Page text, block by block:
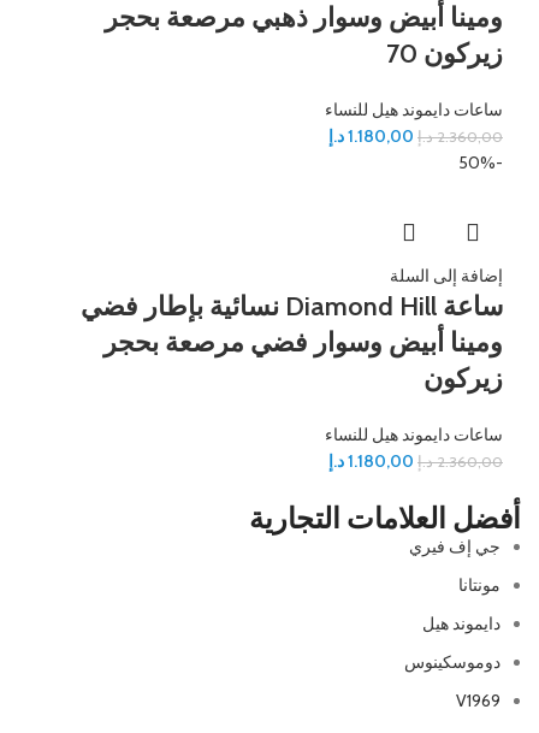
ومينا أبيض وسوار ذهبي مرصعة بحجر
زيركون 70
ساعات دايموند هيل للنساء
2.360,00 د.إ 1.180,00د.إ
-50%
إضافة إلى السلة
ساعة Diamond Hill نسائية بإطار فضي
ومينا أبيض وسوار فضي مرصعة بحجر
زيركون
ساعات دايموند هيل للنساء
2.360,00 د.إ 1.180,00د.إ
أفضل العلامات التجارية
جي إف فيري
مونتانا
دايموند هيل
دوموسكينوس
V1969